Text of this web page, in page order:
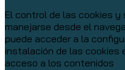
El control de las cookies
manejarse desde el
puede acceder a la
instalación de las cookies
acceso a los contenidos